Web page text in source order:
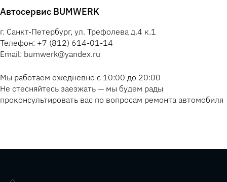
Автосервис BUMWERK
г. Санкт-Петербург, ул. Трефолева д.4 к.1
Телефон: +7 (812) 614-01-14
Email: bumwerk@yandex.ru
Мы работаем ежедневно с 10:00 до 20:00
Не стесняйтесь заезжать — мы будем рады
проконсультировать вас по вопросам ремонта автомобиля